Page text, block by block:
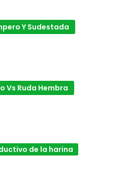
Y Sudestada
Vs Ruda Hembra
de la harina